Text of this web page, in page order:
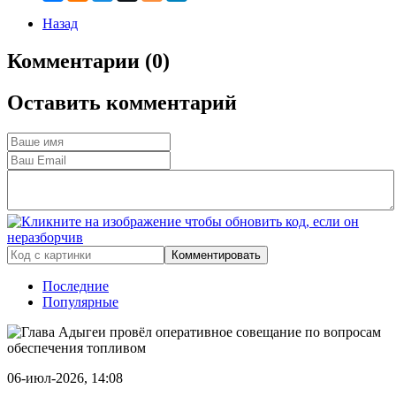
Назад
Комментарии (0)
Оставить комментарий
Комментировать
Последние
Популярные
06-июл-2026, 14:08